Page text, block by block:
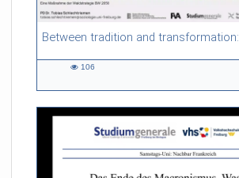
54:13 duration
106